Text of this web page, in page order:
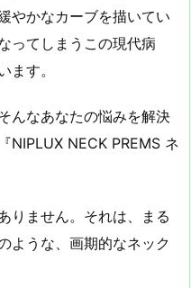
やかなカーブを描いてい
ってしまうこの現代病
ます。
んなあなたの悩みを解決
NIPLUX NECK PREMS ネ
りません。それは、まる
ような、画期的なネック